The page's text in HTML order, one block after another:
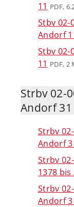
11 PDF,
Stbv 02-
Andorf
Stbv 02-
11 PDF, 2
Strbv 02-
Andorf 31
Strbv
Andorf
Strbv
1378 bis
Strbv
Andorf